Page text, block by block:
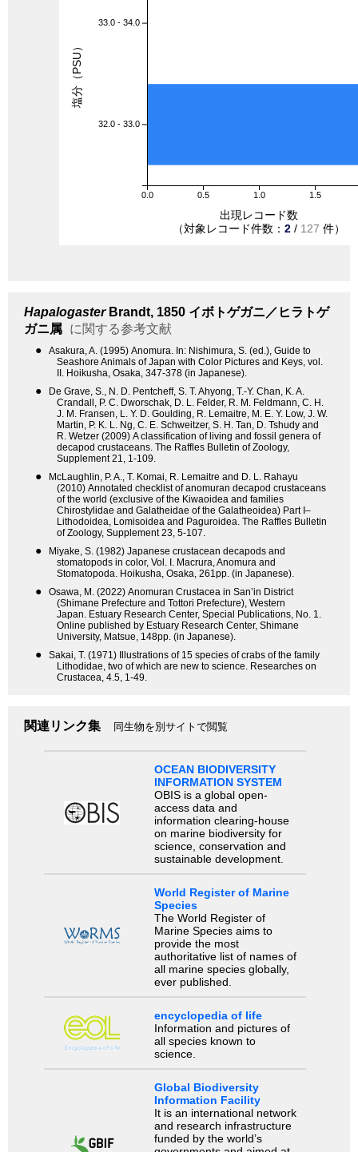
0.0 0.5 1.0 1.5
33.0 - 34.0
32.0 - 33.0
出現レコード数
（対象レコード件数： 2 / 127 件）
塩分（PSU）
HapalogasterBrandt, 1850 イボトゲガニ／ヒラトゲ
ガニ属 に関する参考文献
●
Asakura, A. (1995) Anomura. In: Nishimura, S. (ed.), Guide to
Seashore Animals of Japan with Color Pictures and Keys, vol.
II. Hoikusha, Osaka, 347-378 (in Japanese).
●
De Grave, S., N. D. Pentcheff, S. T. Ahyong, T.-Y. Chan, K. A.
Crandall, P. C. Dworschak, D. L. Felder, R. M. Feldmann, C. H.
J. M. Fransen, L. Y. D. Goulding, R. Lemaitre, M. E. Y. Low, J. W.
Martin, P. K. L. Ng, C. E. Schweitzer, S. H. Tan, D. Tshudy and
R. Wetzer (2009) A classification of living and fossil genera of
decapod crustaceans. The Raffles Bulletin of Zoology,
Supplement 21, 1-109.
●
McLaughlin, P. A., T. Komai, R. Lemaitre and D. L. Rahayu
(2010) Annotated checklist of anomuran decapod crustaceans
of the world (exclusive of the Kiwaoidea and families
Chirostylidae and Galatheidae of the Galatheoidea) Part I–
Lithodoidea, Lomisoidea and Paguroidea. The Raffles Bulletin
of Zoology, Supplement 23, 5-107.
●
Miyake, S. (1982) Japanese crustacean decapods and
stomatopods in color, Vol. I. Macrura, Anomura and
Stomatopoda. Hoikusha, Osaka, 261pp. (in Japanese).
●
Osawa, M. (2022) Anomuran Crustacea in San’in District
(Shimane Prefecture and Tottori Prefecture), Western
Japan. Estuary Research Center, Special Publications, No. 1.
Online published by Estuary Research Center, Shimane
University, Matsue, 148pp. (in Japanese).
●
Sakai, T. (1971) Illustrations of 15 species of crabs of the family
Lithodidae, two of which are new to science. Researches on
Crustacea, 4.5, 1-49.
関連リンク集 同生物を別サイトで閲覧
OCEAN BIODIVERSITY
INFORMATION SYSTEM
OBIS is a global open-
access data and
information clearing-house
on marine biodiversity for
science, conservation and
sustainable development.
World Register of Marine
Species
The World Register of
Marine Species aims to
provide the most
authoritative list of names of
all marine species globally,
ever published.
encyclopedia of life
Information and pictures of
all species known to
science.
Global Biodiversity
Information Facility
It is an international network
and research infrastructure
funded by the world’s